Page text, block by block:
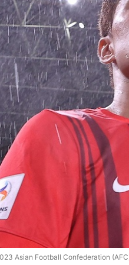
Asian Football Confederation